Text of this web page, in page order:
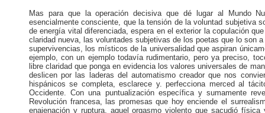
Mas para que la operación decisiva que dé lugar al Mundo
esencialmente consciente, que la tensión de la voluntad subjetiva
de energía vital diferenciada, espera en el exterior la copulación
claridad nueva, las voluntades subjetivas de los poetas que lo son
supervivencias, los místicos de la universalidad que aspiran
ejemplo, con un ejemplo todavía rudimentario, pero ya preciso,
libre claridad que ponga en evidencia los valores universales de
deslicen por las laderas del automatismo creador que nos
hispánicos se completa, esclarece y. perfecciona merced al
Occidente. Con una puntualización específica y sumamente
Revolución francesa, las promesas que hoy enciende el
enajenación y ruptura, aquel orgasmo violento que sacudió